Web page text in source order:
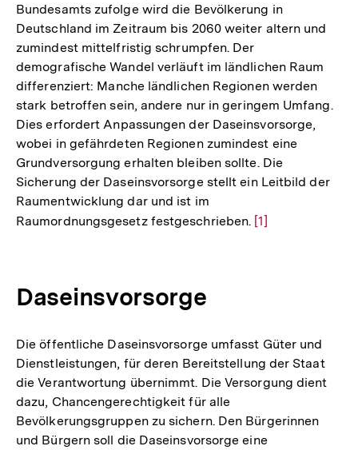
Bundesamts zufolge wird die Bevölkerung in
Deutschland im Zeitraum bis 2060 weiter altern und
zumindest mittelfristig schrumpfen. Der
demografische Wandel verläuft im ländlichen Raum
differenziert: Manche ländlichen Regionen werden
stark betroffen sein, andere nur in geringem Umfang.
Dies erfordert Anpassungen der Daseinsvorsorge,
wobei in gefährdeten Regionen zumindest eine
Grundversorgung erhalten bleiben sollte. Die
Sicherung der Daseinsvorsorge stellt ein Leitbild der
Raumentwicklung dar und ist im
Raumordnungsgesetz festgeschrieben. Zur
[1]
Daseinsvorsorge
Die öffentliche Daseinsvorsorge umfasst Güter und
Dienstleistungen, für deren Bereitstellung der Staat
die Verantwortung übernimmt. Die Versorgung dient
dazu, Chancengerechtigkeit für alle
Bevölkerungsgruppen zu sichern. Den Bürgerinnen
und Bürgern soll die Daseinsvorsorge eine